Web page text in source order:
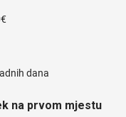
dana
na prvom mjestu